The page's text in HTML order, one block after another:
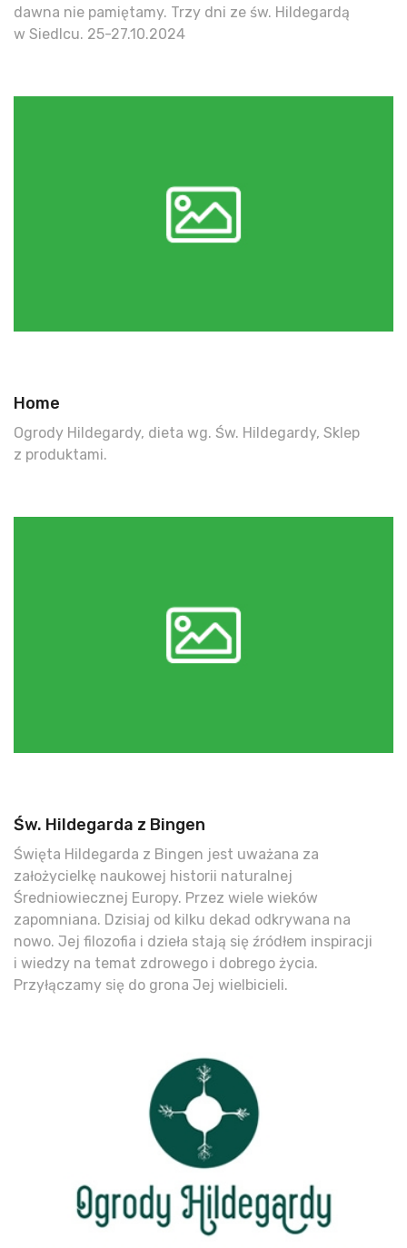
dawna nie pamiętamy. Trzy dni ze św. Hildegardą
w Siedlcu. 25-27.10.2024
Home
Ogrody Hildegardy, dieta wg. Św. Hildegardy, Sklep
z produktami.
Św. Hildegarda z Bingen
Święta Hildegarda z Bingen jest uważana za
założycielkę naukowej historii naturalnej
Średniowiecznej Europy. Przez wiele wieków
zapomniana. Dzisiaj od kilku dekad odkrywana na
nowo. Jej filozofia i dzieła stają się źródłem inspiracji
i wiedzy na temat zdrowego i dobrego życia.
Przyłączamy się do grona Jej wielbicieli.